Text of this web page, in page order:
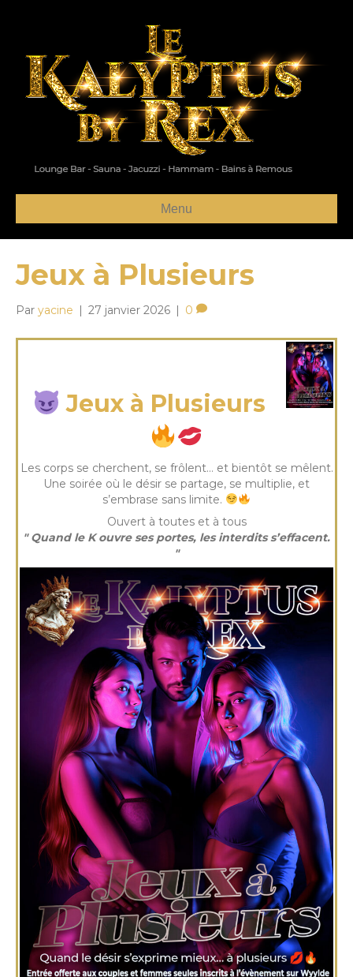
Menu
Jeux à Plusieurs
Par yacine | 27 janvier 2026 | 0
Jeux à Plusieurs
Les corps se cherchent, se frôlent… et bientôt se mêlent.
Une soirée où le désir se partage, se multiplie, et
s’embrase sans limite.
Ouvert à toutes et à tous
" Quand le K ouvre ses portes, les interdits s’effacent.
"